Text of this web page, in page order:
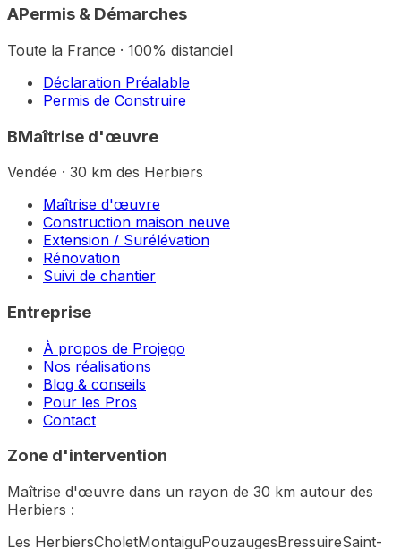
APermis & Démarches
Toute la France · 100% distanciel
Déclaration Préalable
Permis de Construire
BMaîtrise d'œuvre
Vendée · 30 km des Herbiers
Maîtrise d'œuvre
Construction maison neuve
Extension / Surélévation
Rénovation
Suivi de chantier
Entreprise
À propos de Projego
Nos réalisations
Blog & conseils
Pour les Pros
Contact
Zone d'intervention
Maîtrise d'œuvre dans un rayon de 30 km autour des
Herbiers :
Les HerbiersCholetMontaiguPouzaugesBressuireSaint-